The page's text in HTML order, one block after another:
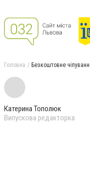
Головна Безкоштовне
Катерина Тополюк
Випускова редакторка